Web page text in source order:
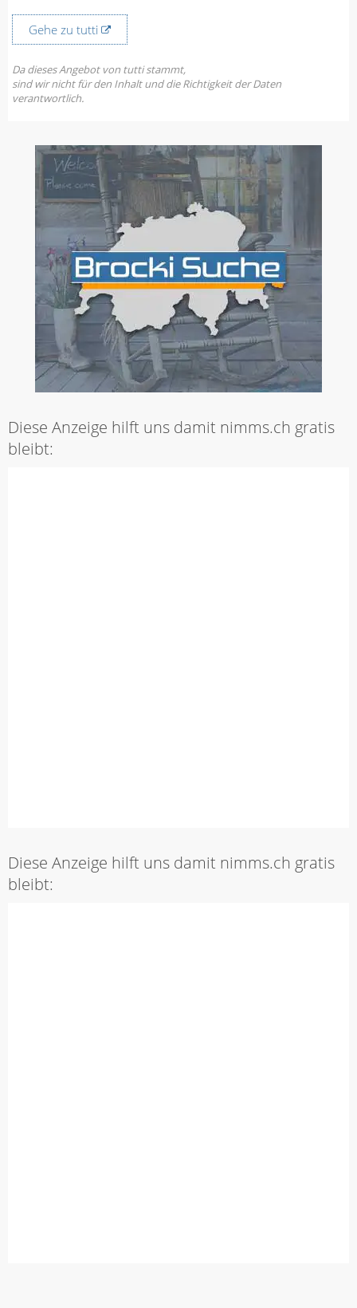
Gehe zu tutti
Da dieses Angebot von tutti stammt,
sind wir nicht für den Inhalt und die Richtigkeit der Daten
verantwortlich.
Diese Anzeige hilft uns damit nimms.ch gratis
bleibt:
Diese Anzeige hilft uns damit nimms.ch gratis
bleibt: